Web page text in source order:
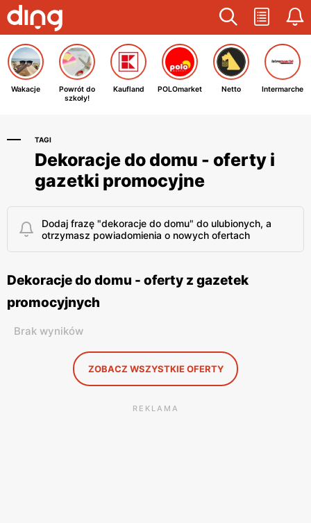
Wakacje
Powrót do
szkoły!
Kaufland POLOmarket Netto Intermarche
TAGI
Dekoracje do domu - oferty i
gazetki promocyjne
Dodaj frazę "dekoracje do domu" do ulubionych, a
otrzymasz powiadomienia o nowych ofertach
Dekoracje do domu - oferty z gazetek
promocyjnych
Brak wyników
ZOBACZ WSZYSTKIE OFERTY
REKLAMA